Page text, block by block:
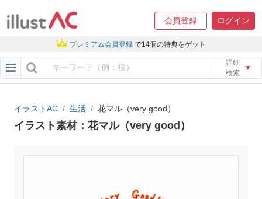
会員登録 ログイン
プレミアム会員登録 で14個の特典をゲット
詳細
検索
▼
イラストAC 生活 花マル（very good）
イラスト素材：花マル（very good）